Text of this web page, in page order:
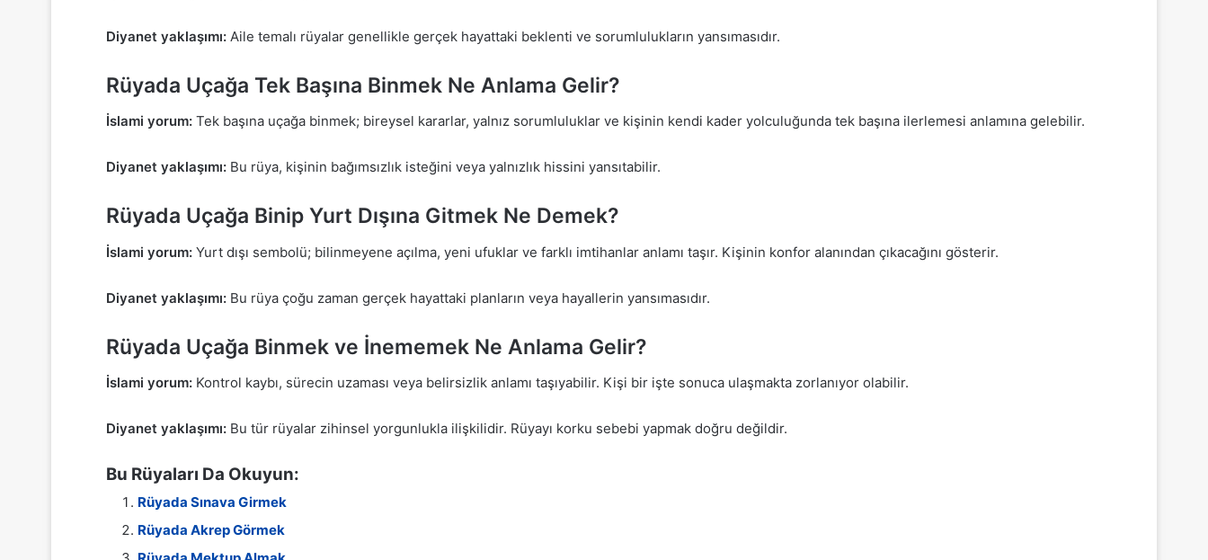
Diyanet yaklaşımı: Aile temalı rüyalar genellikle gerçek hayattaki beklenti ve sorumlulukların yansımasıdır.
Rüyada Uçağa Tek Başına Binmek Ne Anlama Gelir?
İslami yorum: Tek başına uçağa binmek; bireysel kararlar, yalnız sorumluluklar ve kişinin kendi kader yolculuğunda tek başına ilerlemesi anlamına gelebilir.
Diyanet yaklaşımı: Bu rüya, kişinin bağımsızlık isteğini veya yalnızlık hissini yansıtabilir.
Rüyada Uçağa Binip Yurt Dışına Gitmek Ne Demek?
İslami yorum: Yurt dışı sembolü; bilinmeyene açılma, yeni ufuklar ve farklı imtihanlar anlamı taşır. Kişinin konfor alanından çıkacağını gösterir.
Diyanet yaklaşımı: Bu rüya çoğu zaman gerçek hayattaki planların veya hayallerin yansımasıdır.
Rüyada Uçağa Binmek ve İnememek Ne Anlama Gelir?
İslami yorum: Kontrol kaybı, sürecin uzaması veya belirsizlik anlamı taşıyabilir. Kişi bir işte sonuca ulaşmakta zorlanıyor olabilir.
Diyanet yaklaşımı: Bu tür rüyalar zihinsel yorgunlukla ilişkilidir. Rüyayı korku sebebi yapmak doğru değildir.
Bu Rüyaları Da Okuyun:
Rüyada Sınava Girmek
Rüyada Akrep Görmek